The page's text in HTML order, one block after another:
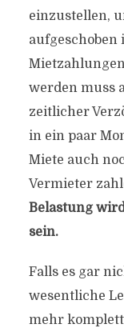
einzustellen,
aufgeschoben
werden muss
zeitlicher
in ein paar
Miete auch
Vermieter
Belastung
sein.
Falls es gar
wesentliche
mehr